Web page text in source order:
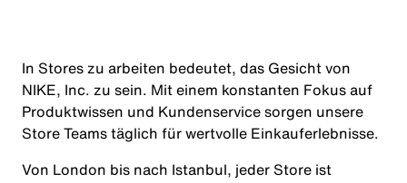
In Stores zu arbeiten bedeutet, das Gesicht von
NIKE, Inc. zu sein. Mit einem konstanten Fokus auf
Produktwissen und Kundenservice sorgen unsere
Store Teams täglich für wertvolle Einkauferlebnisse.
Von London bis nach Istanbul, jeder Store ist